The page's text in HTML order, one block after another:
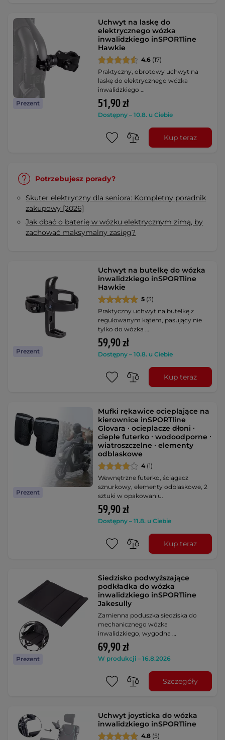
Prezent
Uchwyt na laskę do
elektrycznego wózka
inwalidzkiego inSPORTline
Hawkie
4.6 (17)
Praktyczny, obrotowy uchwyt na
laskę do elektrycznego wózka
inwalidzkiego …
51,90 zł
Dostępny – 10.8. u Ciebie
Kup teraz
Potrzebujesz porady?
Skuter elektryczny dla seniora: Kompletny poradnik
zakupowy [2026]
Jak dbać o baterię w wózku elektrycznym zimą, by
zachować maksymalny zasięg?
Prezent
Uchwyt na butelkę do wózka
inwalidzkiego inSPORTline
Hawkie
5 (3)
Praktyczny uchwyt na butelkę z
regulowanym kątem, pasujący nie
tylko do wózka …
59,90 zł
Dostępny – 10.8. u Ciebie
Kup teraz
Prezent
Mufki rękawice ocieplające na
kierownice inSPORTline
Glovara ∙ ocieplacze dłoni ∙
ciepłe futerko ∙ wodoodporne ∙
wiatroszczelne ∙ elementy
odblaskowe
4 (1)
Wewnętrzne futerko, ściągacz
sznurkowy, elementy odblaskowe, 2
sztuki w opakowaniu.
59,90 zł
Dostępny – 11.8. u Ciebie
Kup teraz
Prezent
Siedzisko podwyższające
podkładka do wózka
inwalidzkiego inSPORTline
Jakesully
Zamienna poduszka siedziska do
mechanicznego wózka
inwalidzkiego, wygodna …
69,90 zł
W produkcji – 16.8.2026
Szczegóły
Uchwyt joysticka do wózka
inwalidzkiego inSPORTline
4.8 (5)